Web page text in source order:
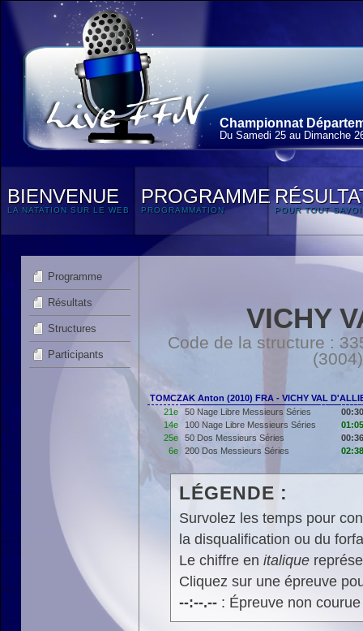
Championnat
Du Samedi 25 au Dimanche
BIENVENUE
LA NATATION SUR LE WEB
PROGRAMME
PROGRAMMATION POUR TOUT
Programme
Résultats
Structures
Participants
VICHY
Code de la structure :
TOMCZAK Anton (2010) FRA - VICHY VAL
21e
50 Nage Libre Messieurs Séries
14e
100 Nage Libre Messieurs Séries
25e
50 Dos Messieurs Séries
6e
200 Dos Messieurs Séries
LÉGENDE :
Survolez les temps pour
la disqualification ou du
Le chiffre en italique
Cliquez sur une épreuve
--:--.--: Épreuve non